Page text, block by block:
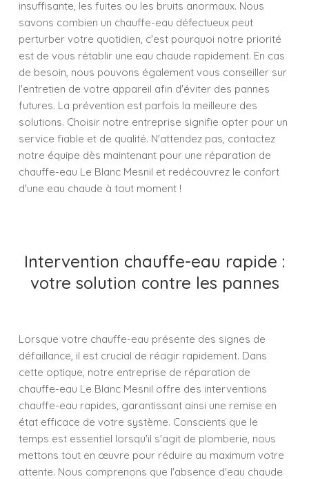
insuffisante, les fuites ou les bruits anormaux. Nous
savons combien un chauffe-eau défectueux peut
perturber votre quotidien, c'est pourquoi notre priorité
est de vous rétablir une eau chaude rapidement. En cas
de besoin, nous pouvons également vous conseiller sur
l'entretien de votre appareil afin d'éviter des pannes
futures. La prévention est parfois la meilleure des
solutions. Choisir notre entreprise signifie opter pour un
service fiable et de qualité. N'attendez pas, contactez
notre équipe dès maintenant pour une réparation de
chauffe-eau Le Blanc Mesnil et redécouvrez le confort
d'une eau chaude à tout moment !
Intervention chauffe-eau rapide :
votre solution contre les pannes
Lorsque votre chauffe-eau présente des signes de
défaillance, il est crucial de réagir rapidement. Dans
cette optique, notre entreprise de réparation de
chauffe-eau Le Blanc Mesnil offre des interventions
chauffe-eau rapides, garantissant ainsi une remise en
état efficace de votre système. Conscients que le
temps est essentiel lorsqu'il s'agit de plomberie, nous
mettons tout en œuvre pour réduire au maximum votre
attente. Nous comprenons que l'absence d'eau chaude